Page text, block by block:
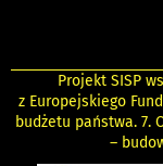
Projekt SISP
z Europejskiego
budżetu państwa. 7.
–